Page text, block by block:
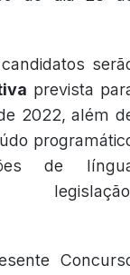
prevista
2022, além
de